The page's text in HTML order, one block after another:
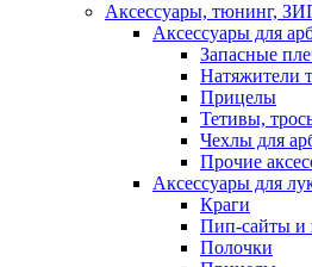
Аксессуары, тюнинг,
Аксессуары для
Запасные
Натяжители
Прицелы
Тетивы,
Чехлы для
Прочие
Аксессуары для
Краги
Пип-сайты и
Полочки